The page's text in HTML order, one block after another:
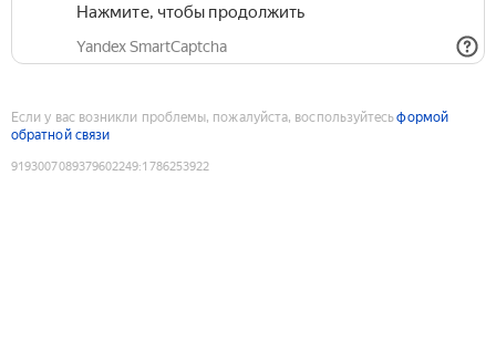
Нажмите, чтобы продолжить
Yandex SmartCaptcha
Если у вас возникли проблемы, пожалуйста, воспользуйтесьформой
обратной связи
9193007089379602249:1786253922